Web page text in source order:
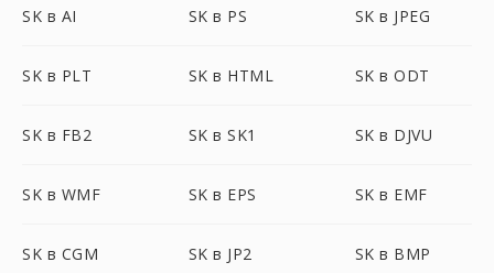
SK в AI SK в PS SK в JPEG
SK в PLT SK в HTML SK в ODT
SK в FB2 SK в SK1 SK в DJVU
SK в WMF SK в EPS SK в EMF
SK в CGM SK в JP2 SK в BMP